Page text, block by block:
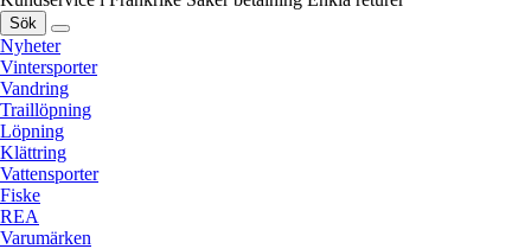
Sök
Nyheter
Vintersporter
Vandring
Traillöpning
Löpning
Klättring
Vattensporter
Fiske
REA
Varumärken